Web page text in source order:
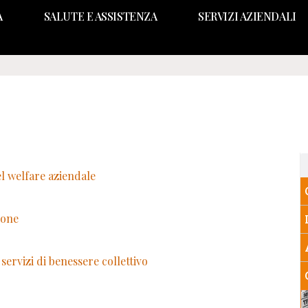
SALUTE E ASSISTENZA SERVIZI AZIENDALI
welfare aziendale
di benessere collettivo